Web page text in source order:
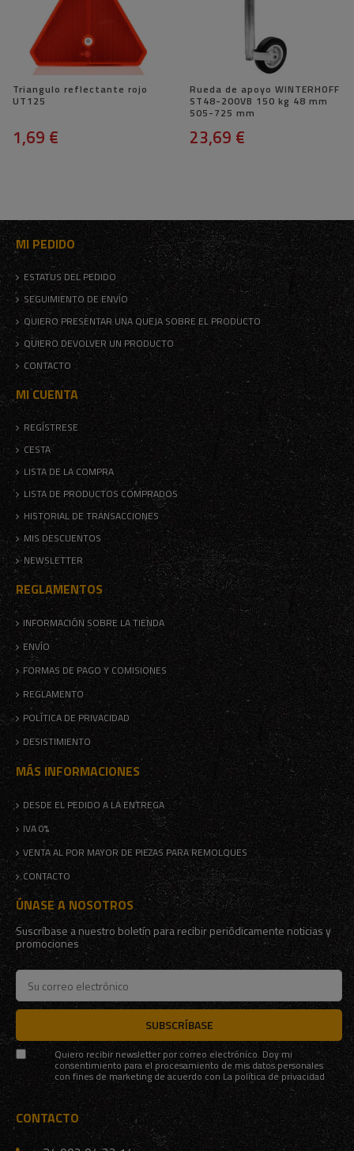
Triangulo reflectante rojo
UT125
1,69 €
Rueda de apoyo WINTERHOFF
ST48-200VB 150 kg 48 mm
505-725 mm
23,69 €
MI PEDIDO
ESTATUS DEL PEDIDO
SEGUIMIENTO DE ENVÍO
QUIERO PRESENTAR UNA QUEJA SOBRE EL PRODUCTO
QUIERO DEVOLVER UN PRODUCTO
CONTACTO
MI CUENTA
REGÍSTRESE
CESTA
LISTA DE LA COMPRA
LISTA DE PRODUCTOS COMPRADOS
HISTORIAL DE TRANSACCIONES
MIS DESCUENTOS
NEWSLETTER
REGLAMENTOS
INFORMACIÓN SOBRE LA TIENDA
ENVÍO
FORMAS DE PAGO Y COMISIONES
REGLAMENTO
POLÍTICA DE PRIVACIDAD
DESISTIMIENTO
MÁS INFORMACIONES
DESDE EL PEDIDO A LA ENTREGA
IVA 0%
VENTA AL POR MAYOR DE PIEZAS PARA REMOLQUES
CONTACTO
ÚNASE A NOSOTROS
Suscríbase a nuestro boletín para recibir periódicamente noticias y
promociones
SUBSCRÍBASE
Quiero recibir newsletter por correo electrónico. Doy mi
consentimiento para el procesamiento de mis datos personales
con fines de marketing de acuerdo conLa política de privacidad
CONTACTO